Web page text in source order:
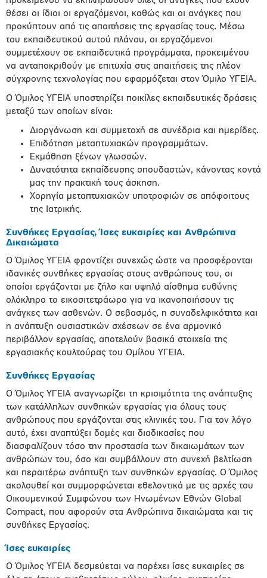
θέσει οι ίδιοι οι εργαζόμενοι, καθώς και οι ανάγκες που
προκύπτουν από τις απαιτήσεις της εργασίας τους. Μέσω
του εκπαιδευτικού αυτού πλάνου, οι εργαζόμενοι
συμμετέχουν σε εκπαιδευτικά προγράμματα, προκειμένου
να ανταποκριθούν με επιτυχία στις απαιτήσεις της πλέον
σύγχρονης τεχνολογίας που εφαρμόζεται στον Όμιλο ΥΓΕΙΑ.
Ο Όμιλος ΥΓΕΙΑ υποστηρίζει ποικίλες εκπαιδευτικές δράσεις
μεταξύ των οποίων είναι:
Διοργάνωση και συμμετοχή σε συνέδρια και ημερίδες.
Επιδότηση μεταπτυχιακών προγραμμάτων.
Εκμάθηση ξένων γλωσσών.
Δυνατότητα εκπαίδευσης σπουδαστών, κάνοντας κοντά
μας την πρακτική τους άσκηση.
Χορηγία μεταπτυχιακών υποτροφιών σε απόφοιτους
της Ιατρικής.
Συνθήκες Εργασίας, Ίσες ευκαιρίες και Ανθρώπινα
Δικαιώματα
Ο Όμιλος ΥΓΕΙΑ φροντίζει συνεχώς ώστε να προσφέρονται
ιδανικές συνθήκες εργασίας στους ανθρώπους του, οι
οποίοι εργάζονται με ζήλο και υψηλό αίσθημα ευθύνης
ολόκληρο το εικοσιτετράωρο για να ικανοποιήσουν τις
ανάγκες των ασθενών. Ο σεβασμός, η συναδελφικότητα και
η ανάπτυξη ουσιαστικών σχέσεων σε ένα αρμονικό
περιβάλλον εργασίας, αποτελούν βασικά στοιχεία της
εργασιακής κουλτούρας του Ομίλου ΥΓΕΙΑ.
Συνθήκες Εργασίας
Ο Όμιλος ΥΓΕΙΑ αναγνωρίζει τη κρισιμότητα της ανάπτυξης
των κατάλληλων συνθηκών εργασίας για όλους τους
ανθρώπους που εργάζονται στις κλινικές του. Για τον λόγο
αυτό, έχει αναπτύξει δομές και διαδικασίες που
διασφαλίζουν τόσο την προστασία των δικαιωμάτων των
ανθρώπων του, όσο και συμβάλλουν στη συνεχή βελτίωση
και περαιτέρω ανάπτυξη των συνθηκών εργασίας. Ο Όμιλος
ακολουθεί και συμμορφώνεται εθελοντικά με τις αρχές του
Οικουμενικού Συμφώνου των Ηνωμένων Εθνών Global
Compact, που αφορούν στα Ανθρώπινα δικαιώματα και τις
συνθήκες Εργασίας.
Ίσες ευκαιρίες
Ο Όμιλος ΥΓΕΙΑ δεσμεύεται να παρέχει ίσες ευκαιρίες σε